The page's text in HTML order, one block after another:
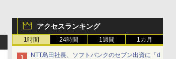
アクセスランキング
1時間 24時間 1週間 1カ月
NTT島田社長、ソフトバンクのセブン出資に「d